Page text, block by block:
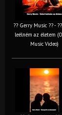
?? Gerry Music ?? -
leélném az életem
Music Video)